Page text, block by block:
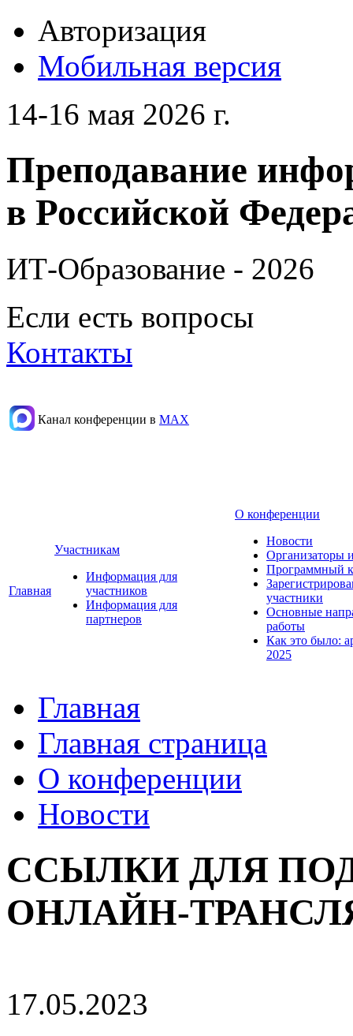
Авторизация
Мобильная версия
14-16 мая 2026 г.
Преподавание
в Российской
ИТ-Образование - 2026
Если есть вопросы
Контакты
Канал конференции в МАХ
Главная
Участникам
Информация для
участников
Информация для
партнеров
О конференции
Новости
Организаторы
Программный
участники
Основные
работы
Как это было:
2025
Главная
Главная страница
О конференции
Новости
ССЫЛКИ ДЛЯ
ОНЛАЙН-
17.05.2023